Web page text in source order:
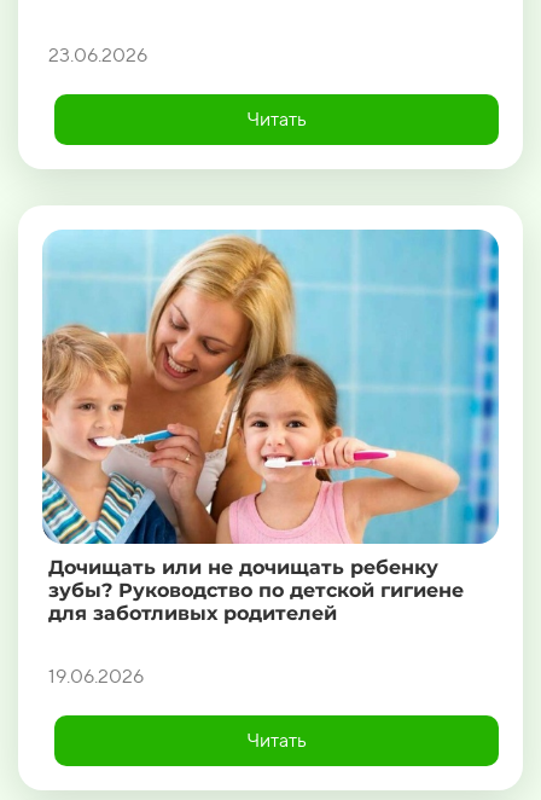
23.06.2026
Читать
Дочищать или не дочищать ребенку
зубы? Руководство по детской гигиене
для заботливых родителей
19.06.2026
Читать